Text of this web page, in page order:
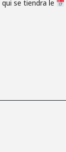
qui se tiendra le